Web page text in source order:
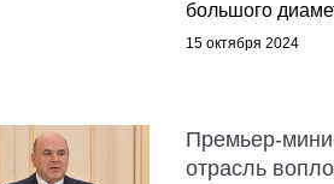
большого
15 октября 2024
Премьер-
отрасль